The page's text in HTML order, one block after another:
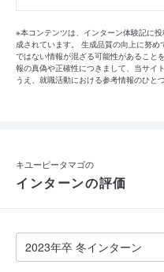
※本コンテンツは、インターン体験記に
成されています。 生成品質の向上に努
ではない情報が混ざる可能性があること
報の真偽や正確性につきまして、当サイ
うえ、就職活動における参考情報のひと
キユーピータマゴの
インターンの評価